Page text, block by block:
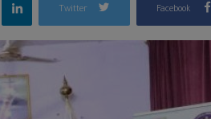
Facebook
Twitter